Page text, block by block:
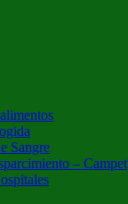
Sangre
– Campet